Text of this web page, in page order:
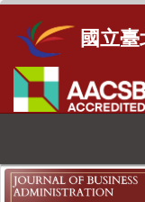
國立